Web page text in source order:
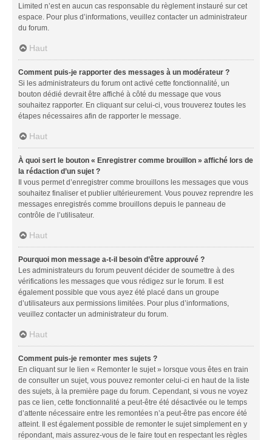
Limited n’est en aucun cas responsable du règlement instauré sur cet
espace. Pour plus d’informations, veuillez contacter un administrateur
du forum.
Haut
Comment puis-je rapporter des messages à un modérateur ?
Si les administrateurs du forum ont activé cette fonctionnalité, un
bouton dédié devrait être affiché à côté du message que vous
souhaitez rapporter. En cliquant sur celui-ci, vous trouverez toutes les
étapes nécessaires afin de rapporter le message.
Haut
À quoi sert le bouton « Enregistrer comme brouillon » affiché lors de
la rédaction d’un sujet ?
Il vous permet d’enregistrer comme brouillons les messages que vous
souhaitez finaliser et publier ultérieurement. Vous pouvez reprendre les
messages enregistrés comme brouillons depuis le panneau de
contrôle de l’utilisateur.
Haut
Pourquoi mon message a-t-il besoin d’être approuvé ?
Les administrateurs du forum peuvent décider de soumettre à des
vérifications les messages que vous rédigez sur le forum. Il est
également possible que vous ayez été placé dans un groupe
d’utilisateurs aux permissions limitées. Pour plus d’informations,
veuillez contacter un administrateur du forum.
Haut
Comment puis-je remonter mes sujets ?
En cliquant sur le lien « Remonter le sujet » lorsque vous êtes en train
de consulter un sujet, vous pouvez remonter celui-ci en haut de la liste
des sujets, à la première page du forum. Cependant, si vous ne voyez
pas ce lien, cette fonctionnalité a peut-être été désactivée ou le temps
d’attente nécessaire entre les remontées n’a peut-être pas encore été
atteint. Il est également possible de remonter le sujet simplement en y
répondant, mais assurez-vous de le faire tout en respectant les règles